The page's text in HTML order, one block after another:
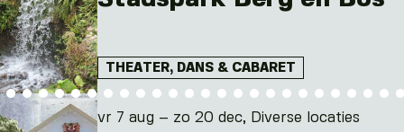
THEATER, DANS & CABARET
vr 7 aug – zo 20 dec, Diverse locaties